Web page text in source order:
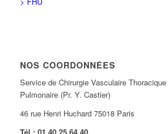
NOS COORDONNÉES
Service de Chirurgie Vasculaire
Pulmonaire (Pr. Y. Castier)
46 rue Henri Huchard 75018 Paris